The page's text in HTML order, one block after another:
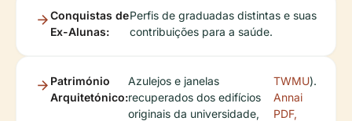
Conquistas de
Ex-Alunas:
Perfis de graduadas distintas e suas
contribuições para a saúde.
Património
Arquitetónico:
Azulejos e janelas
recuperados dos edifícios
originais da universidade,
TWMU
Annai
PDF,
).